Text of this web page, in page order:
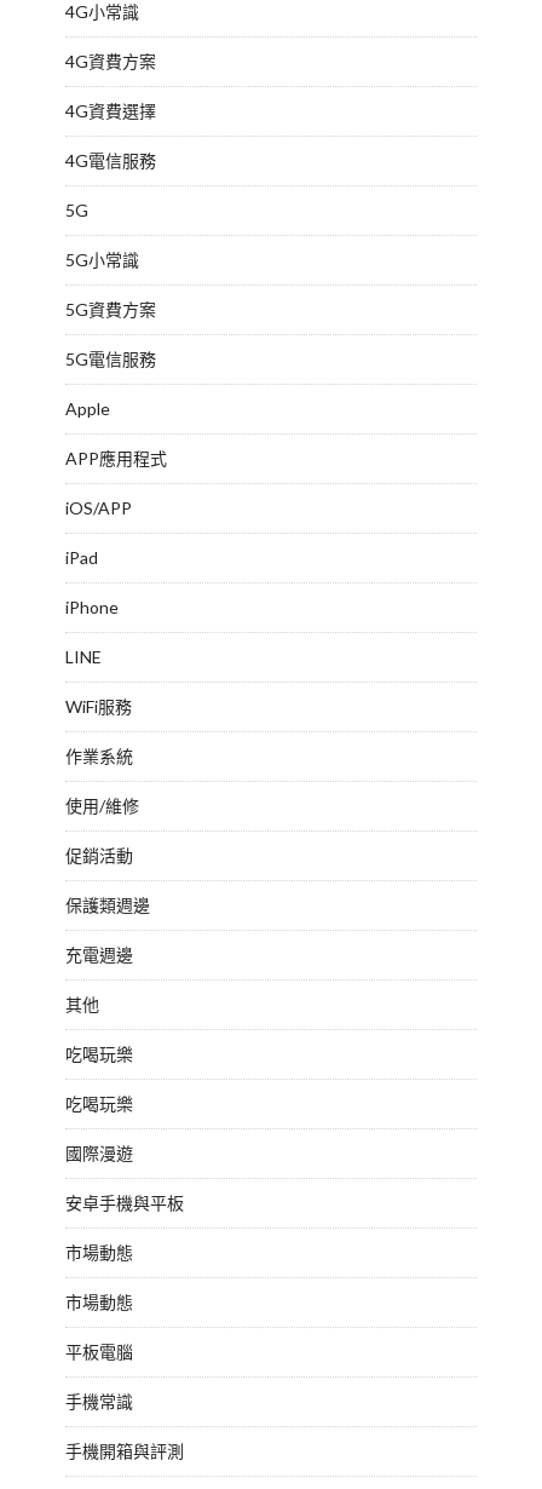
4G小常識
4G資費方案
4G資費選擇
4G電信服務
5G
5G小常識
5G資費方案
5G電信服務
Apple
APP應用程式
iOS/APP
iPad
iPhone
LINE
WiFi服務
作業系統
使用/維修
促銷活動
保護類週邊
充電週邊
其他
吃喝玩樂
吃喝玩樂
國際漫遊
安卓手機與平板
市場動態
市場動態
平板電腦
手機常識
手機開箱與評測